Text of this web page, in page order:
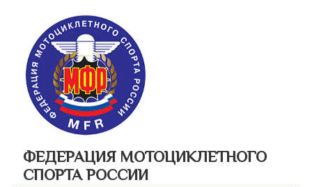
ФЕДЕРАЦИЯ МОТОЦИКЛЕТНОГО
СПОРТА РОССИИ